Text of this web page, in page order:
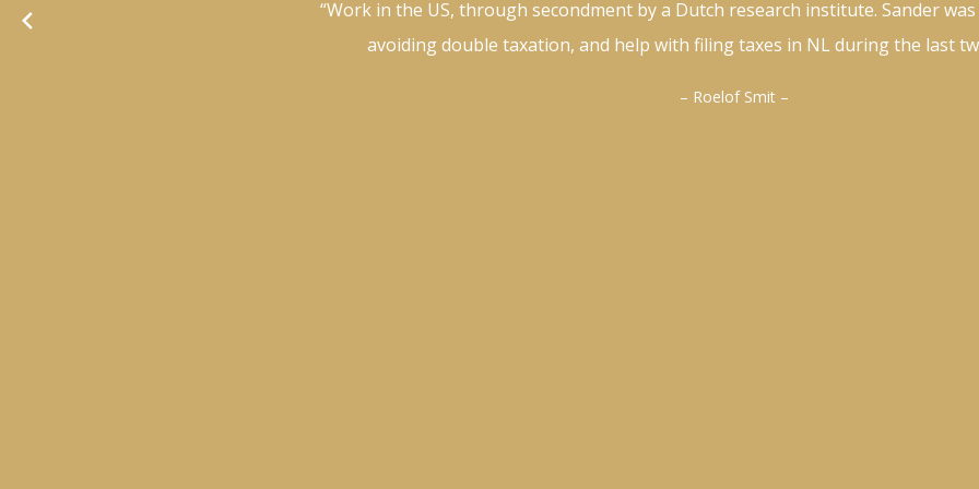
“They are very helpful and responsive in the times of need.
information.”